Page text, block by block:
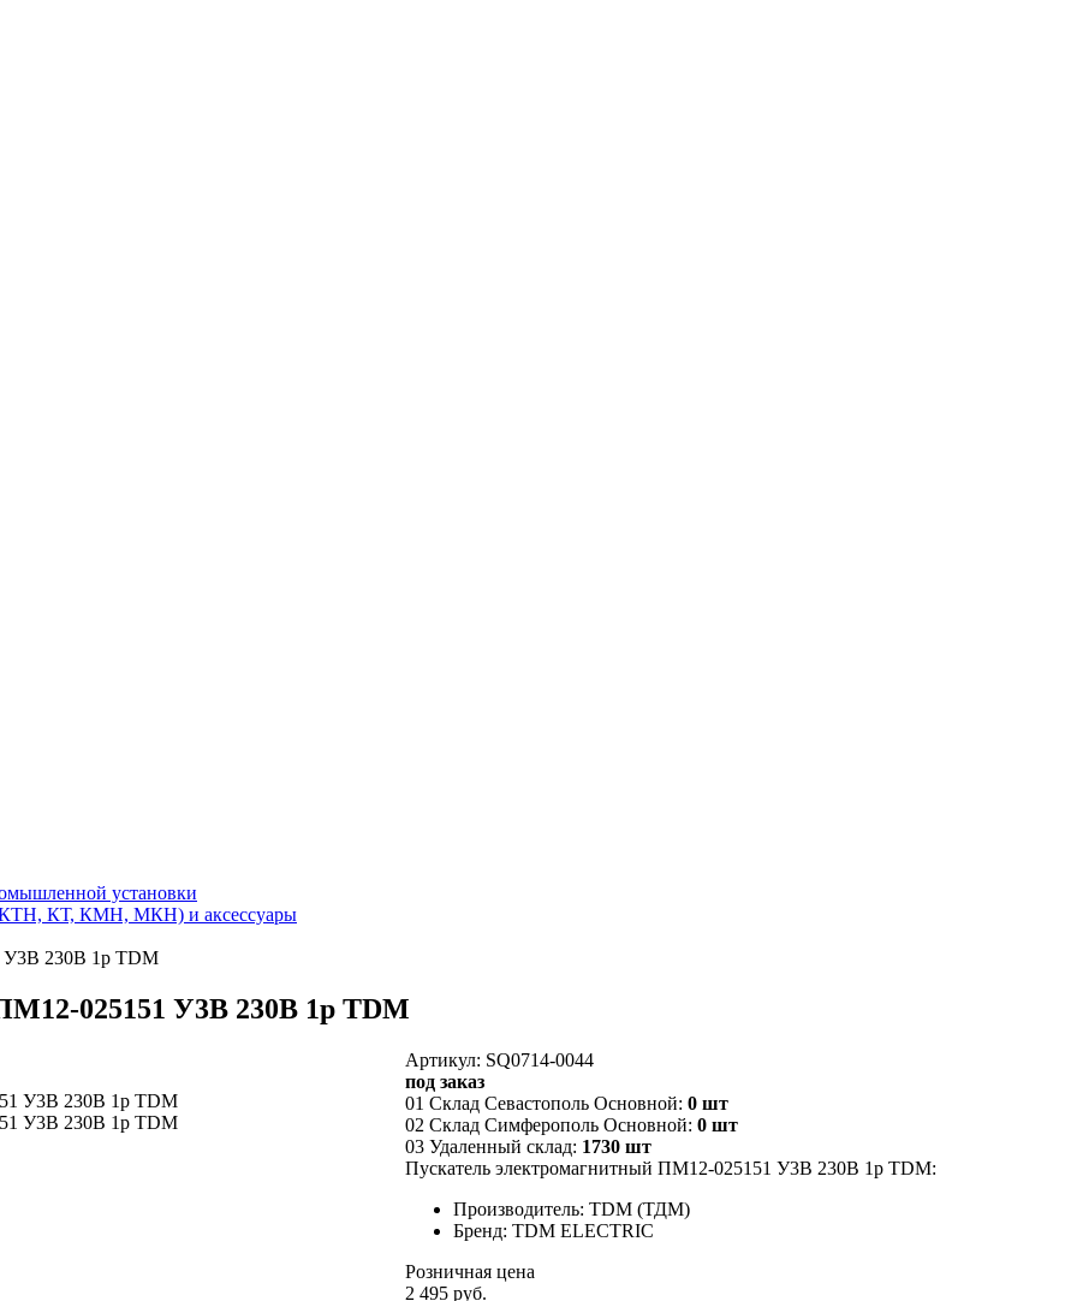
установки
(КТН, КТ, КМН, МКН) и аксессуары
У3В 230В 1р TDM
025151 У3В 230В 1р TDM
Артикул: SQ0714-0044
под заказ
01 Склад Севастополь Основной: 0 шт
02 Склад Симферополь Основной: 0 шт
03 Удаленный склад: 1730 шт
Пускатель электромагнитный ПМ12-025151 У3В 230В 1р TDM:
Производитель: TDM (ТДМ)
Бренд: TDM ELECTRIC
Розничная цена
2 495 руб.